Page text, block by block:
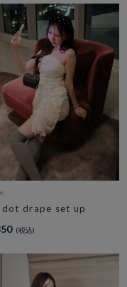
dot drape set up